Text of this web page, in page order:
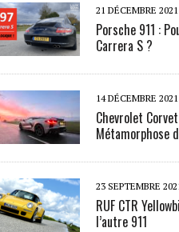
21 DÉCEMBRE 2021
Porsche 911 :
Carrera S ?
14 DÉCEMBRE 2021
Chevrolet
Métamorphose
23 SEPTEMBRE
RUF CTR
l’autre 911